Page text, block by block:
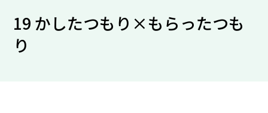
19 かしたつもり×もらったつも
り